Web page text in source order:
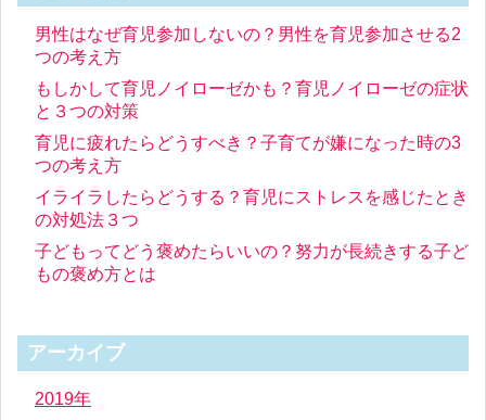
男性はなぜ育児参加しないの？男性を育児参加させる2
つの考え方
もしかして育児ノイローゼかも？育児ノイローゼの症状
と３つの対策
育児に疲れたらどうすべき？子育てが嫌になった時の3
つの考え方
イライラしたらどうする？育児にストレスを感じたとき
の対処法３つ
子どもってどう褒めたらいいの？努力が長続きする子ど
もの褒め方とは
アーカイブ
2019年